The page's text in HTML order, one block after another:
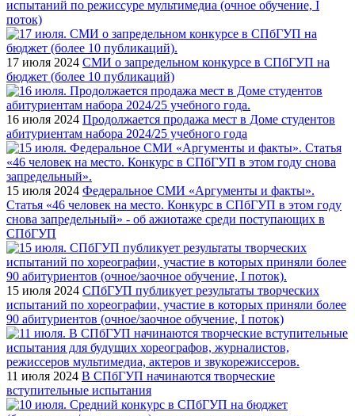
испытаний по режиссуре мультимедиа (очное обучение, I
поток)
17 июля 2024 СМИ о запредельном конкурсе в СПбГУП на
бюджет (более 10 публикаций)
16 июля 2024 Продолжается продажа мест в Доме студентов
абитуриентам набора 2024/25 учебного года
15 июля 2024 Федеральное СМИ «Аргументы и факты».
Статья «46 человек на место. Конкурс в СПбГУП в этом году
снова запредельный» - об ажиотаже среди поступающих в
СПбГУП
15 июля 2024 СПбГУП публикует результаты творческих
испытаний по хореографии, участие в которых приняли более
90 абитуриентов (очное/заочное обучение, I поток)
11 июля 2024 В СПбГУП начинаются творческие
вступительные испытания